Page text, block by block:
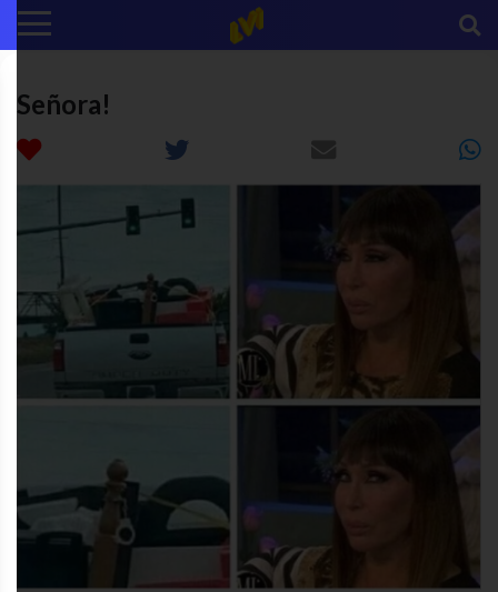
Señora!